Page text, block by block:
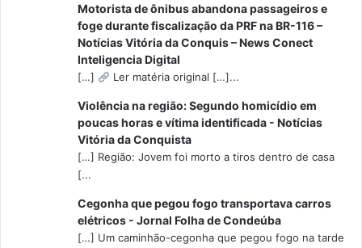
Motorista de ônibus abandona passageiros e
foge durante fiscalização da PRF na BR-116 –
Notícias Vitória da Conquis – News Conect
Inteligencia Digital
[…] Ler matéria original […]...
Violência na região: Segundo homicídio em
poucas horas e vítima identificada - Notícias
Vitória da Conquista
[…] Região: Jovem foi morto a tiros dentro de casa
[...
Cegonha que pegou fogo transportava carros
elétricos - Jornal Folha de Condeúba
[…] Um caminhão-cegonha que pegou fogo na tarde